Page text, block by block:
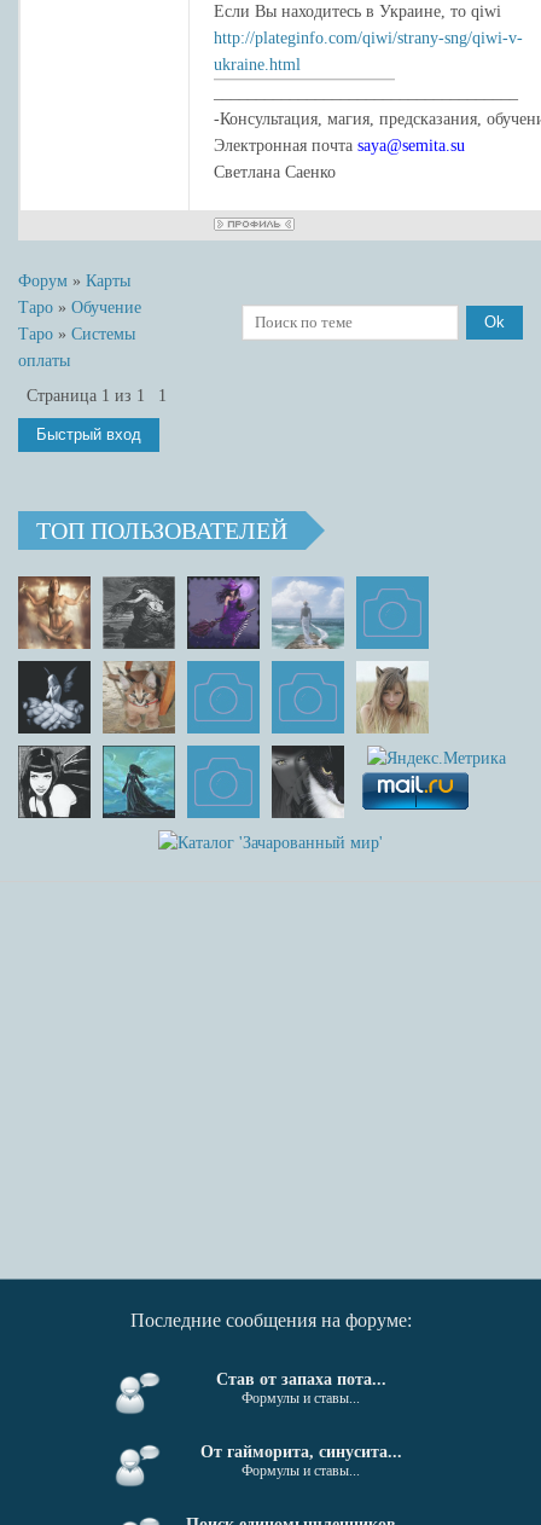
Если Вы находитесь в Украине, то qiwi
http://plateginfo.com/qiwi/strany-sng/qiwi-v-
ukraine.html
-Консультация, магия, предсказания,
Электронная почта saya@semita.su
Светлана Саенко
Форум » Карты
Таро » Обучение
Таро » Системы
оплаты
Страница 1 из 1 1
ТОП ПОЛЬЗОВАТЕЛЕЙ
Последние сообщения на форуме:
Став от запаха пота...
Формулы и ставы...
От гайморита, синусита...
Формулы и ставы...